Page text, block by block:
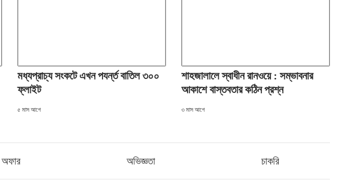
মধ্যপ্রাচ্য সংকটে এখন পযর্ন্ত বাতিল ৩০০
ফ্লাইট
৫ মাস আগে
শাহজালালে স্বাধীন রানওয়ে : সম্ভাবনার
আকাশে বাস্তবতার কঠিন প্রশ্ন
৩ মাস আগে
অফার অভিজ্ঞতা চাকরি